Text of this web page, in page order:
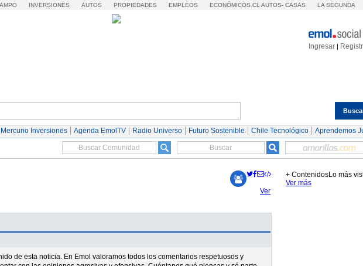
INVERSIONES AUTOS PROPIEDADES EMPLEOS ECONÓMICOS.CL AUTOS- CASAS LA SEGUNDA
Ingresar |
Mercurio Inversiones Agenda EmolTV Radio Universo Futuro Sostenible Chile Tecnológico Aprendemos
de esta noticia. En Emol valoramos todos los comentarios respetuosos y
Ver
Lo más
+ Contenidos
Ver más